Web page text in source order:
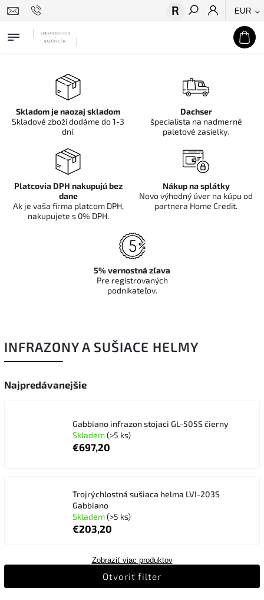
EUR
Hľadať
INFRAZONY A SUŠIACE HELMY
Najpredávanejšie
Gabbiano infrazon stojaci GL-505S čierny
Skladem(>5 ks)
€697,20
Trojrýchlostná sušiaca helma LVI-203S
Gabbiano
Skladem(>5 ks)
€203,20
Zobraziť viac produktov
Otvoriť filter
Skladom je naozaj skladom
Skladové zboží dodáme do 1-3
dní.
Dachser
špecialista na nadmerné
paletové zasielky.
Platcovia DPH nakupujú bez
dane
Ak je vaša firma platcom DPH,
nakupujete s 0% DPH.
Nákup na splátky
Novo výhodný úver na kúpu od
partnera Home Credit.
5% vernostná zľava
Pre registrovaných
podnikateľov.